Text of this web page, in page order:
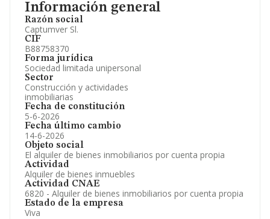
Información general
Razón social
Captumver Sl.
CIF
B88758370
Forma jurídica
Sociedad limitada unipersonal
Sector
Construcción y actividades
inmobiliarias
Fecha de constitución
5-6-2026
Fecha último cambio
14-6-2026
Objeto social
El alquiler de bienes inmobiliarios por cuenta propia
Actividad
Alquiler de bienes inmuebles
Actividad CNAE
6820 - Alquiler de bienes inmobiliarios por cuenta propia
Estado de la empresa
Viva